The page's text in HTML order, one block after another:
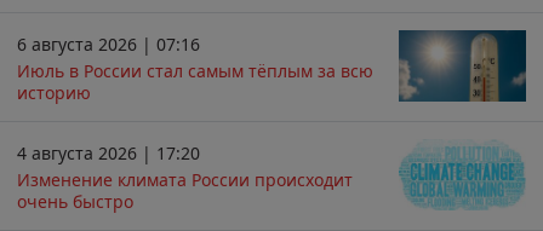
6 августа 2026 | 07:16
Июль в России стал самым тёплым за всю
историю
4 августа 2026 | 17:20
Изменение климата России происходит
очень быстро